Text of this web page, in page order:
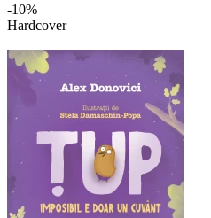
-10%
Hardcover